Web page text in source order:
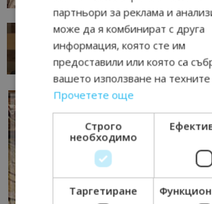
Тим Браун: Хотелите губят
данните и липсващи...
AI Travel Economy с Елица
партньори за реклама и
може да я комбинират с друга
информация, която сте им
предоставили или която са
вашето използване на техните
Прочетете още
Строго
необходимо
Таргетиране